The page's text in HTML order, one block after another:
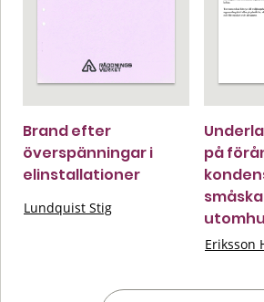
Brand efter
överspänningar i
elinstallationer
Lundquist Stig
på
Eriksson